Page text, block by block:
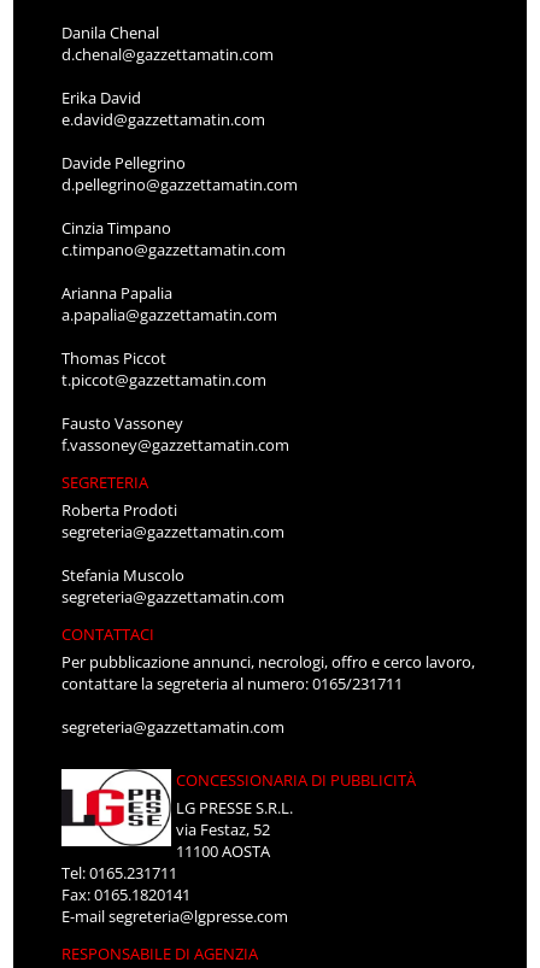
Danila Chenal
d.chenal@gazzettamatin.com
Erika David
e.david@gazzettamatin.com
Davide Pellegrino
d.pellegrino@gazzettamatin.com
Cinzia Timpano
c.timpano@gazzettamatin.com
Arianna Papalia
a.papalia@gazzettamatin.com
Thomas Piccot
t.piccot@gazzettamatin.com
Fausto Vassoney
f.vassoney@gazzettamatin.com
SEGRETERIA
Roberta Prodoti
segreteria@gazzettamatin.com
Stefania Muscolo
segreteria@gazzettamatin.com
CONTATTACI
Per pubblicazione annunci, necrologi, offro e cerco lavoro,
contattare la segreteria al numero: 0165/231711
segreteria@gazzettamatin.com
CONCESSIONARIA DI PUBBLICITÀ
LG PRESSE S.R.L.
via Festaz, 52
11100 AOSTA
Tel: 0165.231711
Fax: 0165.1820141
E-mailsegreteria@lgpresse.com
RESPONSABILE DI AGENZIA